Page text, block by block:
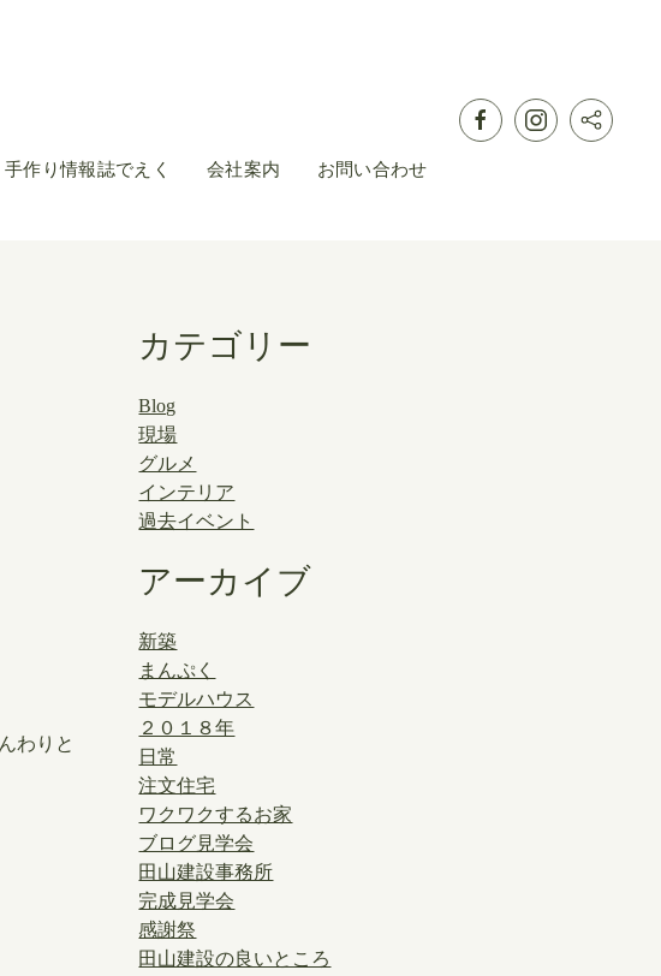
手作り情報誌でえく 会社案内 お問い合わせ
わりと
カテゴリー
Blog
現場
グルメ
インテリア
過去イベント
アーカイブ
新築
まんぷく
モデルハウス
２０１８年
日常
注文住宅
ワクワクするお家
ブログ見学会
田山建設事務所
完成見学会
感謝祭
田山建設の良いところ